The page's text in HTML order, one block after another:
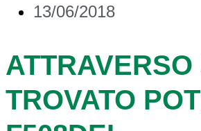
13/06/2018
TROVATO